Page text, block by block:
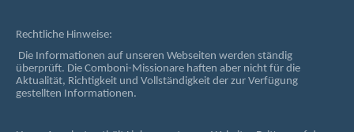
Rechtliche Hinweise:
Die Informationen auf unseren Webseiten werden ständig
überprüft. Die Comboni-Missionare haften aber nicht für die
Aktualität, Richtigkeit und Vollständigkeit der zur Verfügung
gestellten Informationen.